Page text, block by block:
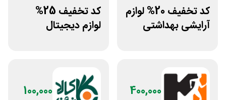
کد تخفیف 20% لوازم
آرایشی بهداشتی
کد تخفیف 25%
لوازم دیجیتال
400,000
100,000